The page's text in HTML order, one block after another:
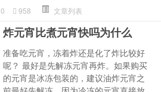
0 958 文章列表
炸元宵比煮元宵快吗为什么
准备吃元宵，冻着炸还是化了炸比较好
呢？ 最好是先解冻元宵再炸。如果购买
的元宵是冰冻包装的，建议油炸元宵之